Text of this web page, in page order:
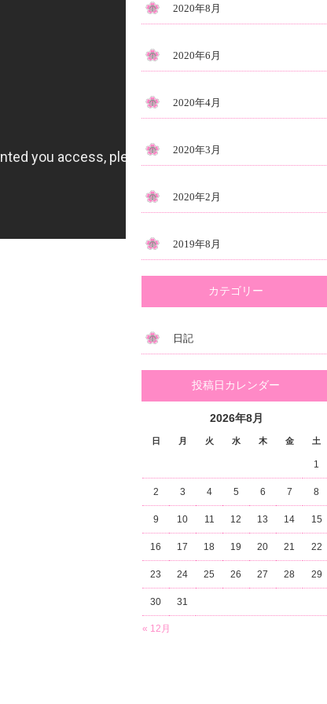
2020年8月
2020年6月
2020年4月
2020年3月
2020年2月
2019年8月
カテゴリー
日記
投稿日カレンダー
2026年8月
日 月 火 水 木 金 土
« 12月
1
2 3 4 5 6 7 8
9 10 11 12 13 14 15
16 17 18 19 20 21 22
23 24 25 26 27 28 29
30 31